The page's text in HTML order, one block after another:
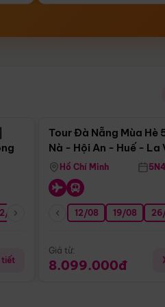
08 26/08 05/09 09/09
tiết
Tour Đà Nẵng Mùa Hè
Nà - Hội An - Huế - La
Động Thiên Đường
Hồ Chí Minh
12/08 19/08
Giá từ:
8.099.000đ